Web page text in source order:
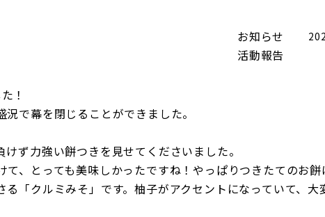
お知らせ
活動報告
！
で幕を閉じることができました。
ず力強い餅つきを見せてくださいました。
、とっても美味しかったですね！やっぱりつきたてのお餅
「クルミみそ」です。柚子がアクセントになっていて、大